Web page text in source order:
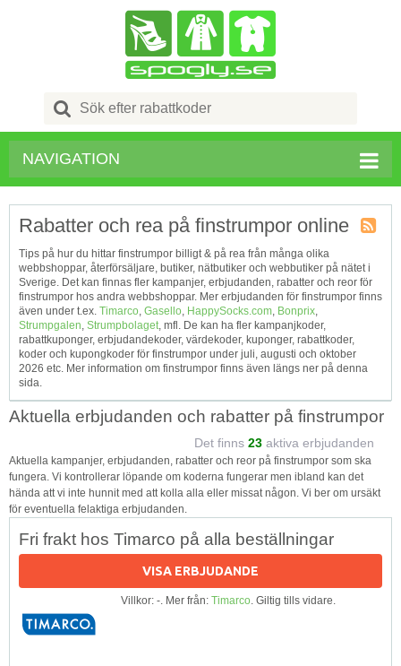
Search
for:
NAVIGATION
Tagg
RSS
Rabatter och rea på finstrumpor online
Tips på hur du hittar finstrumpor billigt & på rea från många olika
webbshoppar, återförsäljare, butiker, nätbutiker och webbutiker på nätet i
Sverige. Det kan finnas fler kampanjer, erbjudanden, rabatter och reor för
finstrumpor hos andra webbshoppar. Mer erbjudanden för finstrumpor finns
även under t.ex. Timarco, Gasello, HappySocks.com, Bonprix,
Strumpgalen, Strumpbolaget, mfl. De kan ha fler kampanjkoder,
rabattkuponger, erbjudandekoder, värdekoder, kuponger, rabattkoder,
koder och kupongkoder för finstrumpor under juli, augusti och oktober
2026 etc. Mer information om finstrumpor finns även längs ner på denna
sida.
Aktuella erbjudanden och rabatter på finstrumpor
Det finns 23 aktiva erbjudanden
Aktuella kampanjer, erbjudanden, rabatter och reor på finstrumpor som ska
fungera. Vi kontrollerar löpande om koderna fungerar men ibland kan det
hända att vi inte hunnit med att kolla alla eller missat någon. Vi ber om ursäkt
för eventuella felaktiga erbjudanden.
Fri frakt hos Timarco på alla beställningar
VISA ERBJUDANDE
Villkor: -. Mer från: Timarco. Giltig tills vidare.